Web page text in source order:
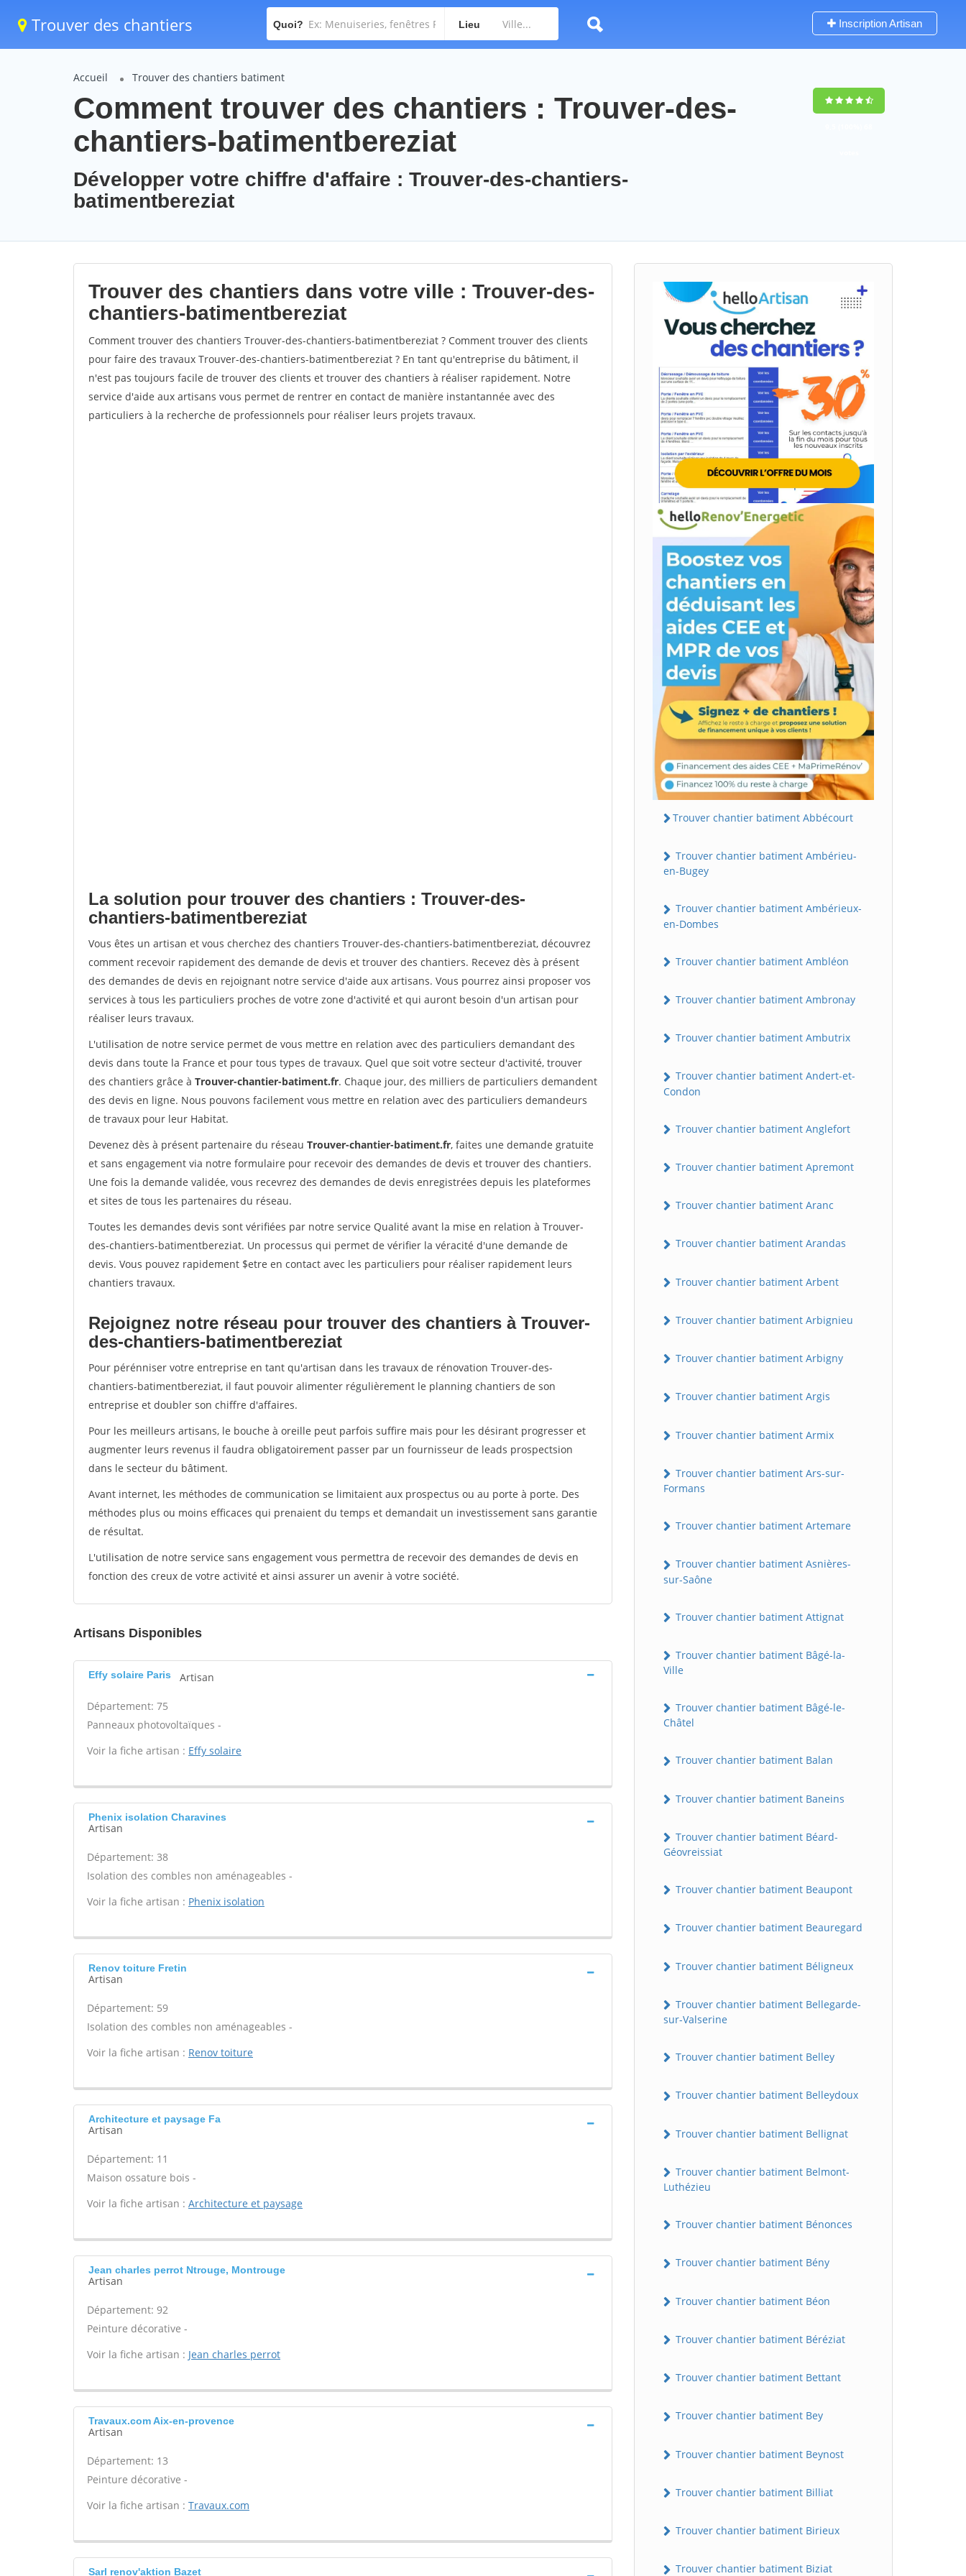
Trouver des chantiers Quoi? Lieu Inscription Artisan
Accueil Trouver des chantiers batiment
Comment trouver des chantiers : Trouver-des-
chantiers-batimentbereziat
Développer votre chiffre d'affaire : Trouver-des-chantiers-
batimentbereziat
Trouver des chantiers dans votre ville : Trouver-des-
chantiers-batimentbereziat
Comment trouver des chantiers Trouver-des-chantiers-batimentbereziat ? Comment trouver des clients
pour faire des travaux Trouver-des-chantiers-batimentbereziat ? En tant qu'entreprise du bâtiment, il
n'est pas toujours facile de trouver des clients et trouver des chantiers à réaliser rapidement. Notre
service d'aide aux artisans vous permet de rentrer en contact de manière instantannée avec des
particuliers à la recherche de professionnels pour réaliser leurs projets travaux.
La solution pour trouver des chantiers : Trouver-des-
chantiers-batimentbereziat
Vous êtes un artisan et vous cherchez des chantiers Trouver-des-chantiers-batimentbereziat, découvrez
comment recevoir rapidement des demande de devis et trouver des chantiers. Recevez dès à présent
des demandes de devis en rejoignant notre service d'aide aux artisans. Vous pourrez ainsi proposer vos
services à tous les particuliers proches de votre zone d'activité et qui auront besoin d'un artisan pour
réaliser leurs travaux.
L'utilisation de notre service permet de vous mettre en relation avec des particuliers demandant des
devis dans toute la France et pour tous types de travaux. Quel que soit votre secteur d'activité, trouver
des chantiers grâce à Trouver-chantier-batiment.fr. Chaque jour, des milliers de particuliers demandent
des devis en ligne. Nous pouvons facilement vous mettre en relation avec des particuliers demandeurs
de travaux pour leur Habitat.
Devenez dès à présent partenaire du réseau Trouver-chantier-batiment.fr, faites une demande gratuite
et sans engagement via notre formulaire pour recevoir des demandes de devis et trouver des chantiers.
Une fois la demande validée, vous recevrez des demandes de devis enregistrées depuis les plateformes
et sites de tous les partenaires du réseau.
Toutes les demandes devis sont vérifiées par notre service Qualité avant la mise en relation à Trouver-
des-chantiers-batimentbereziat. Un processus qui permet de vérifier la véracité d'une demande de
devis. Vous pouvez rapidement $etre en contact avec les particuliers pour réaliser rapidement leurs
chantiers travaux.
Rejoignez notre réseau pour trouver des chantiers à Trouver-
des-chantiers-batimentbereziat
Pour pérénniser votre entreprise en tant qu'artisan dans les travaux de rénovation Trouver-des-
chantiers-batimentbereziat, il faut pouvoir alimenter régulièrement le planning chantiers de son
entreprise et doubler son chiffre d'affaires.
Pour les meilleurs artisans, le bouche à oreille peut parfois suffire mais pour les désirant progresser et
augmenter leurs revenus il faudra obligatoirement passer par un fournisseur de leads prospectsion
dans le secteur du bâtiment.
Avant internet, les méthodes de communication se limitaient aux prospectus ou au porte à porte. Des
méthodes plus ou moins efficaces qui prenaient du temps et demandait un investissement sans garantie
de résultat.
L'utilisation de notre service sans engagement vous permettra de recevoir des demandes de devis en
fonction des creux de votre activité et ainsi assurer un avenir à votre société.
Artisans Disponibles
Effy solaire Paris Artisan
Département: 75
Panneaux photovoltaïques -
Voir la fiche artisan : Effy solaire
Phenix isolation Charavines
Artisan
Département: 38
Isolation des combles non aménageables -
Voir la fiche artisan : Phenix isolation
Renov toiture Fretin
Artisan
Département: 59
Isolation des combles non aménageables -
Voir la fiche artisan : Renov toiture
Architecture et paysage Fa
Artisan
Département: 11
Maison ossature bois -
Voir la fiche artisan : Architecture et paysage
Jean charles perrot Ntrouge, Montrouge
Artisan
Département: 92
Peinture décorative -
Voir la fiche artisan : Jean charles perrot
Travaux.com Aix-en-provence
Artisan
Département: 13
Peinture décorative -
Voir la fiche artisan : Travaux.com
Sarl renov'aktion Bazet
Trouver chantier batiment Abbécourt
Trouver chantier batiment Ambérieu-
en-Bugey
Trouver chantier batiment Ambérieux-
en-Dombes
Trouver chantier batiment Ambléon
Trouver chantier batiment Ambronay
Trouver chantier batiment Ambutrix
Trouver chantier batiment Andert-et-
Condon
Trouver chantier batiment Anglefort
Trouver chantier batiment Apremont
Trouver chantier batiment Aranc
Trouver chantier batiment Arandas
Trouver chantier batiment Arbent
Trouver chantier batiment Arbignieu
Trouver chantier batiment Arbigny
Trouver chantier batiment Argis
Trouver chantier batiment Armix
Trouver chantier batiment Ars-sur-
Formans
Trouver chantier batiment Artemare
Trouver chantier batiment Asnières-
sur-Saône
Trouver chantier batiment Attignat
Trouver chantier batiment Bâgé-la-
Ville
Trouver chantier batiment Bâgé-le-
Châtel
Trouver chantier batiment Balan
Trouver chantier batiment Baneins
Trouver chantier batiment Béard-
Géovreissiat
Trouver chantier batiment Beaupont
Trouver chantier batiment Beauregard
Trouver chantier batiment Béligneux
Trouver chantier batiment Bellegarde-
sur-Valserine
Trouver chantier batiment Belley
Trouver chantier batiment Belleydoux
Trouver chantier batiment Bellignat
Trouver chantier batiment Belmont-
Luthézieu
Trouver chantier batiment Bénonces
Trouver chantier batiment Bény
Trouver chantier batiment Béon
Trouver chantier batiment Béréziat
Trouver chantier batiment Bettant
Trouver chantier batiment Bey
Trouver chantier batiment Beynost
Trouver chantier batiment Billiat
Trouver chantier batiment Birieux
Trouver chantier batiment Biziat